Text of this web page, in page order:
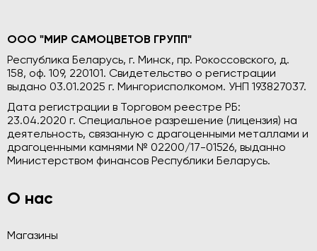
ООО "МИР САМОЦВЕТОВ ГРУПП"
Республика Беларусь, г. Минск, пр. Рокоссовского, д.
158, оф. 109, 220101. Свидетельство о регистрации
выдано 03.01.2025 г. Мингорисполкомом. УНП 193827037.
Дата регистрации в Торговом реестре РБ:
23.04.2020 г. Специальное разрешение (лицензия) на
деятельность, связанную с драгоценными металлами и
драгоценными камнями № 02200/17-01526, выданно
Министерством финансов Республики Беларусь.
О нас
Магазины